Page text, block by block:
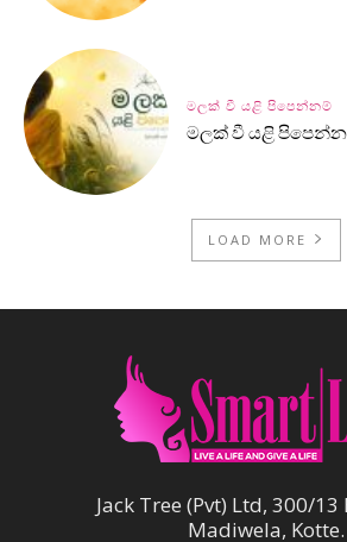
මලක් වී යළි පිපෙන්නම්
මලක් වී යළි
LOAD MORE
Jack Tree (Pvt) Ltd, 300/
Madiwela, Kotte.